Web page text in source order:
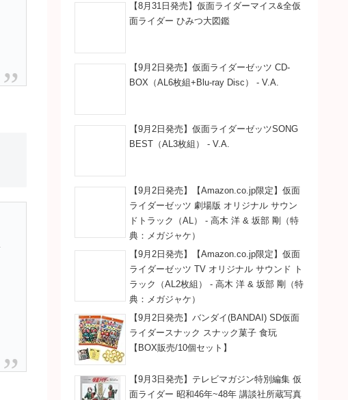
【8月31日発売】仮面ライダーマイス&全仮
面ライダー ひみつ大図鑑
【9月2日発売】仮面ライダーゼッツ CD-
BOX（AL6枚組+Blu-ray Disc） - V.A.
【9月2日発売】仮面ライダーゼッツSONG
BEST（AL3枚組） - V.A.
【9月2日発売】【Amazon.co.jp限定】仮面
ライダーゼッツ 劇場版 オリジナル サウン
ドトラック（AL） - 高木 洋 & 坂部 剛（特
典：メガジャケ）
【9月2日発売】【Amazon.co.jp限定】仮面
ライダーゼッツ TV オリジナル サウンド ト
ラック（AL2枚組） - 高木 洋 & 坂部 剛（特
典：メガジャケ）
【9月2日発売】バンダイ(BANDAI) SD仮面
ライダースナック スナック菓子 食玩
【BOX販売/10個セット】
【9月3日発売】テレビマガジン特別編集 仮
面ライダー 昭和46年~48年 講談社所蔵写真